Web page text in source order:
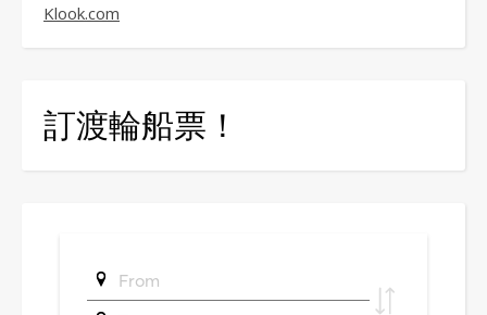
Klook.com
訂渡輪船票！